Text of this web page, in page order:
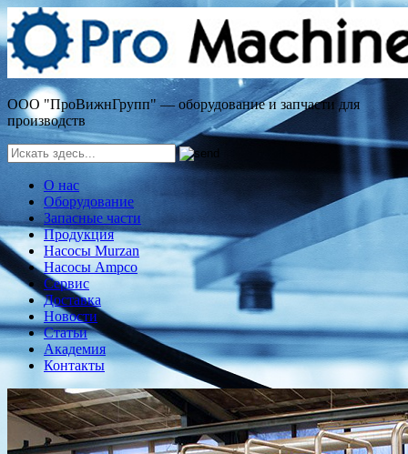
ООО "ПроВижнГрупп" — оборудование и запчасти для
производств
О нас
Оборудование
Запасные части
Продукция
Насосы Murzan
Насосы Ampco
Сервис
Доставка
Новости
Статьи
Академия
Контакты